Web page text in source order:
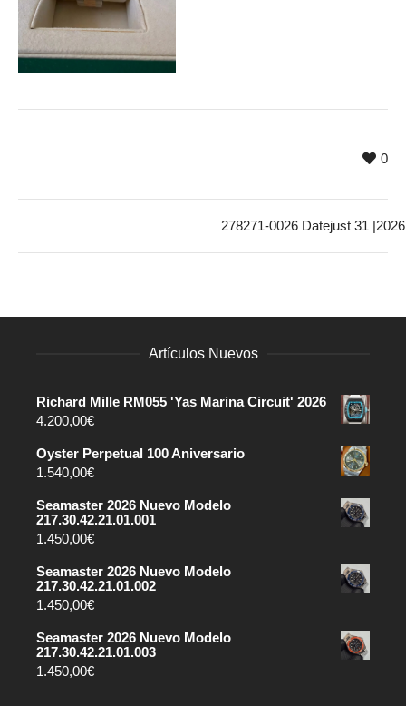
0
278271-0026 Datejust 31
Artículos Nuevos
Richard Mille RM055 'Yas Marina Circuit' 2026
4.200,00€
Oyster Perpetual 100 Aniversario
1.540,00€
Seamaster 2026 Nuevo Modelo
217.30.42.21.01.001
1.450,00€
Seamaster 2026 Nuevo Modelo
217.30.42.21.01.002
1.450,00€
Seamaster 2026 Nuevo Modelo
217.30.42.21.01.003
1.450,00€